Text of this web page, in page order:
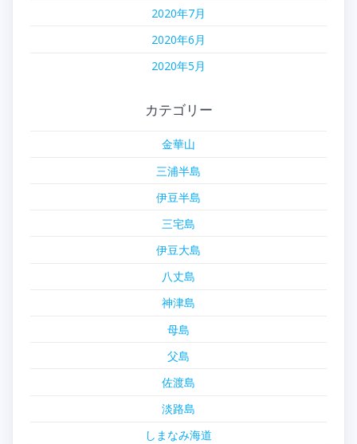
2020年7月
2020年6月
2020年5月
カテゴリー
金華山
三浦半島
伊豆半島
三宅島
伊豆大島
八丈島
神津島
母島
父島
佐渡島
淡路島
しまなみ海道